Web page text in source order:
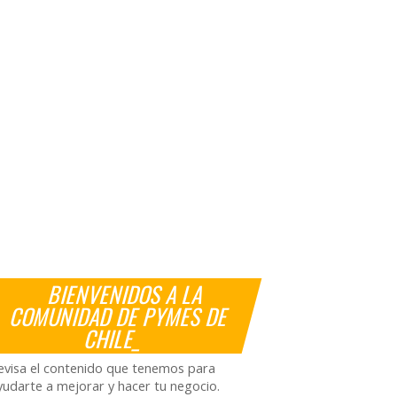
BIENVENIDOS A LA
COMUNIDAD DE PYMES DE
CHILE_
el contenido que tenemos para
a mejorar y hacer tu negocio.